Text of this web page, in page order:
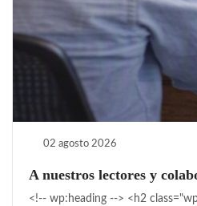
02 agosto 2026
A nuestros lectores y
<!-- wp:heading --> <h2